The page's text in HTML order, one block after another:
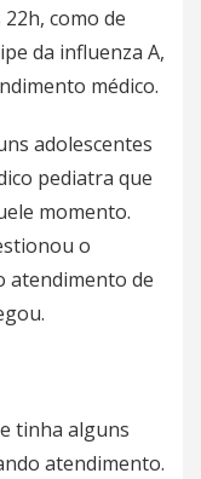
como de
da influenza A,
médico.
adolescentes
pediatra que
momento.
o
atendimento de
tinha alguns
atendimento.